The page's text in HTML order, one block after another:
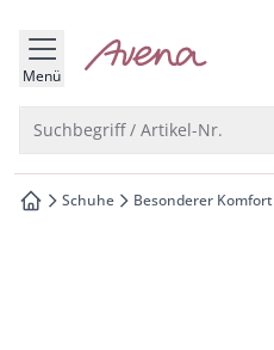
springen
springen
springen
springen
Menü zur Startseite
Suchbegriff / Artikel-Nr.
zur Startseite
Schuhe Besonderer Komfort